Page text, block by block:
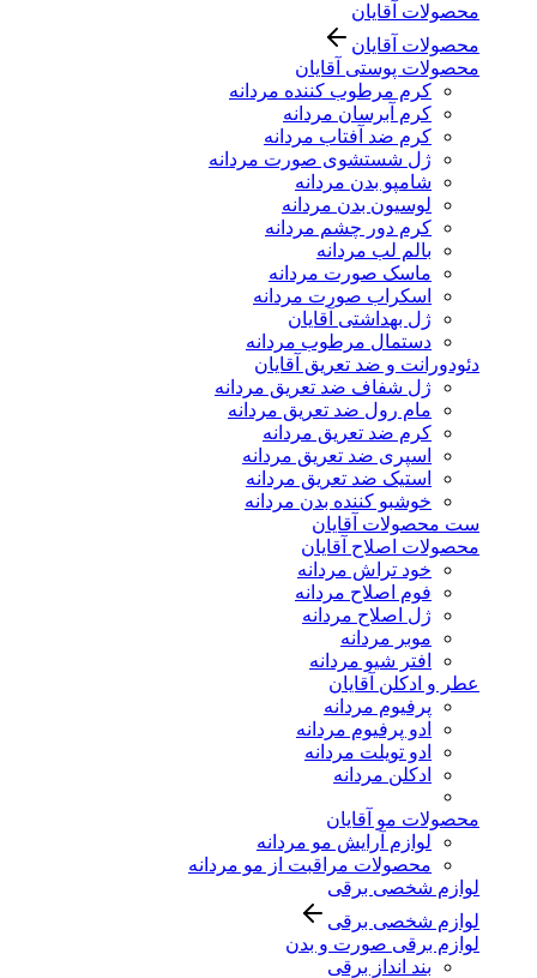
محصولات آقایان
محصولات آقایان
محصولات پوستی آقایان
کرم مرطوب کننده مردانه
کرم آبرسان مردانه
کرم ضد آفتاب مردانه
ژل شستشوی صورت مردانه
شامپو بدن مردانه
لوسیون بدن مردانه
کرم دور چشم مردانه
بالم لب مردانه
ماسک صورت مردانه
اسکراب صورت مردانه
ژل بهداشتی آقایان
دستمال مرطوب مردانه
دئودورانت و ضد تعریق آقایان
ژل شفاف ضد تعریق مردانه
مام رول ضد تعریق مردانه
کرم ضد تعریق مردانه
اسپری ضد تعریق مردانه
استیک ضد تعریق مردانه
خوشبو کننده بدن مردانه
ست محصولات آقایان
محصولات اصلاح آقایان
خود تراش مردانه
فوم اصلاح مردانه
ژل اصلاح مردانه
موبر مردانه
افتر شیو مردانه
عطر و ادکلن آقایان
پرفیوم مردانه
ادو پرفیوم مردانه
ادو تویلت مردانه
ادکلن مردانه
محصولات مو آقایان
لوازم آرایش مو مردانه
محصولات مراقبت از مو مردانه
لوازم شخصی برقی
لوازم شخصی برقی
لوازم برقی صورت و بدن
بند انداز برقی